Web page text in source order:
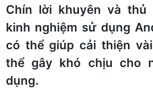
Chín lời khuyên và
kinh nghiệm sử dụng
có thể giúp cải thiện
thể gây khó chịu cho
dụng.